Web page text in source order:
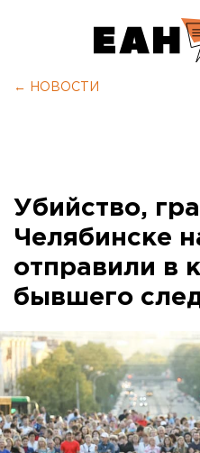
← НОВОСТИ
Убийство,
Челябинске
отправили в
бывшего